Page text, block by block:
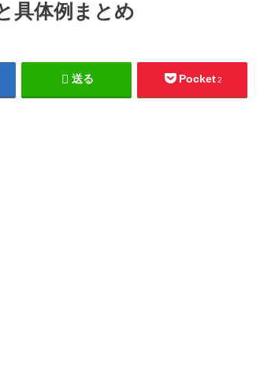
具体例まとめ
送る Pocket2